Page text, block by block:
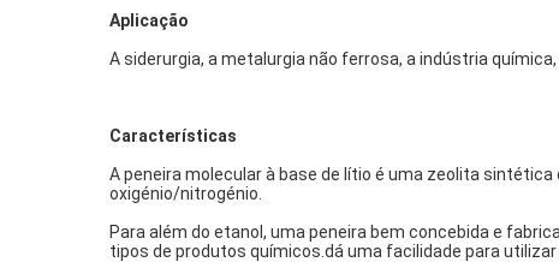
Aplicação
A siderurgia, a metalurgia não ferrosa, a indústria
Características
A peneira molecular à base de lítio é uma zeolita
oxigénio/nitrogénio.
Para além do etanol, uma peneira bem concebida e
tipos de produtos químicos.dá uma facilidade para